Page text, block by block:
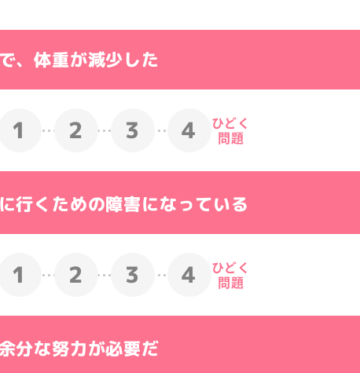
、体重が減少した
1 2 3 4 ひどく
問題
行くための障害になっている
1 2 3 4 ひどく
問題
分な努力が必要だ
ショッピングで購入